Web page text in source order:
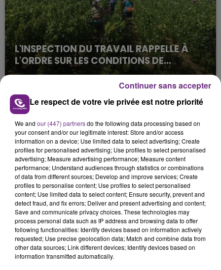
L'INSPECTION DU TRAVAIL RAPPELLE À
L'ORDRE SUR LES CONDITIONS DE...
Alors que les dates de début des vendange 2026
s'est avéré être plus précoce que prévu,
l'inspection du Travail en profite pour rappeler
les conditions de...
TITRES DIFFUSÉS
8h14
8h14
BEBE REXHA
New Religion
8h11
8h11
SHAWN MENDES & CAMILA
CABELLO
Senorita
Le respect de votre vie privée est notre priorité
We and our (447) partnersdo the following data processing based on
your consent and/or our legitimate interest: Store and/or access
information on a device; Use limited data to select advertising; Create
profiles for personalised advertising; Use profiles to select personalised
advertising; Measure advertising performance; Measure content
performance; Understand audiences through statistics or combinations
of data from different sources; Develop and improve services; Create
profiles to personalise content; Use profiles to select personalised
content; Use limited data to select content; Ensure security, prevent and
detect fraud, and fix errors; Deliver and present advertising and content;
Save and communicate privacy choices. These technologies may
process personal data such as IP address and browsing data to offer
following functionalities: Identify devices based on information actively
requested; Use precise geolocation data; Match and combine data from
other data sources; Link different devices; Identify devices based on
information transmitted automatically.
Continuer sans accepter